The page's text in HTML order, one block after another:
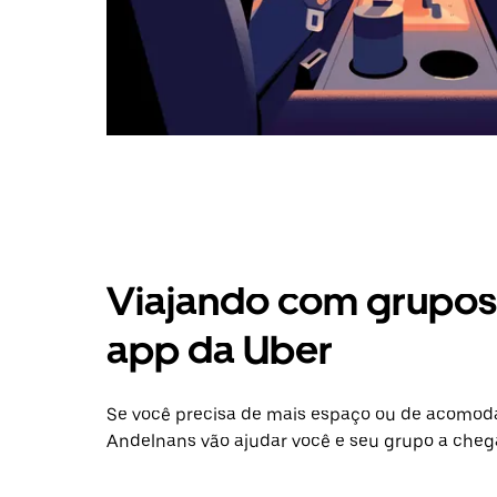
Viajando com
app da Uber
Se você precisa de mais espaço ou de
Andelnans vão ajudar você e seu grupo a